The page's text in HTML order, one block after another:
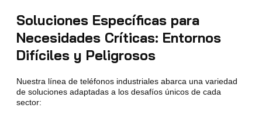
Soluciones Específicas para
Necesidades Críticas: Entornos
Difíciles y Peligrosos
Nuestra línea de teléfonos industriales abarca una variedad
de soluciones adaptadas a los desafíos únicos de cada
sector: